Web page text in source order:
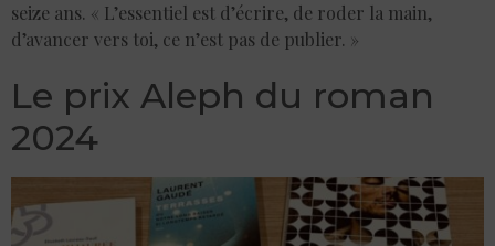
seize ans. « L’essentiel est d’écrire, de roder la main,
d’avancer vers toi, ce n’est pas de publier. »
Le prix Aleph du roman
2024